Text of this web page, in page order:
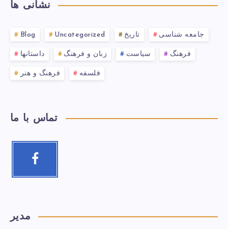
نشانی ها
Blog Uncategorized تاریخ جامعه شناسی
داستانها زبان و فرهنگ سیاست فرهنگ
فرهنگ و هنر فلسفه
تماس با ما
مدیر